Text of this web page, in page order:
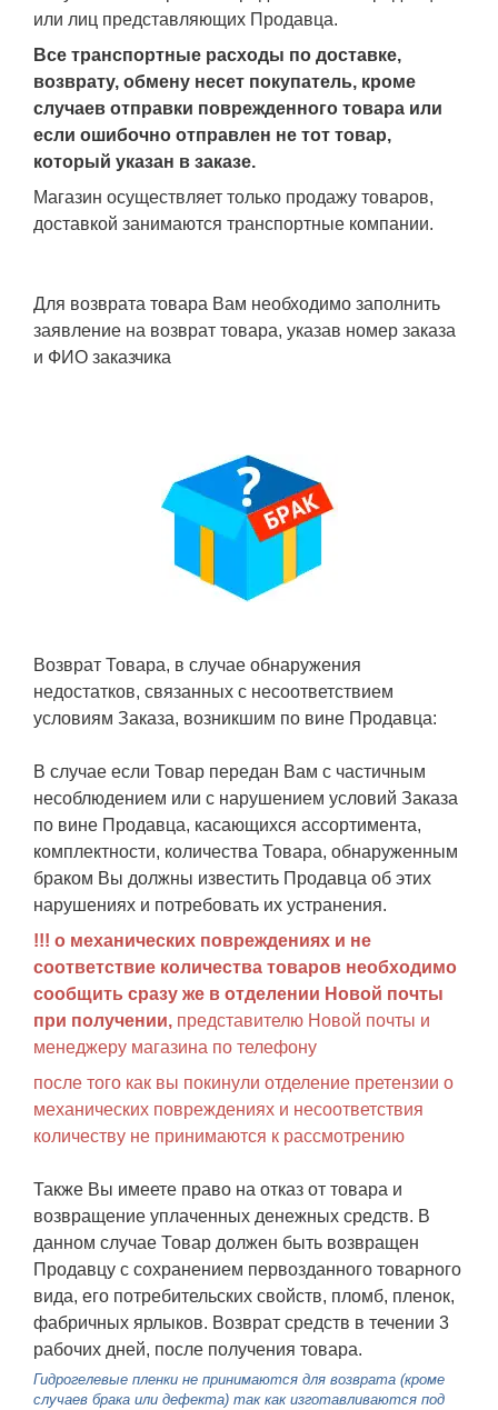
или лиц представляющих Продавца.
Все транспортные расходы по доставке,
возврату, обмену несет покупатель, кроме
случаев отправки поврежденного товара или
если ошибочно отправлен не тот товар,
который указан в заказе.
Магазин осуществляет только продажу товаров,
доставкой занимаются транспортные компании.
Для возврата товара Вам необходимо заполнить
заявление на возврат товара, указав номер заказа
и ФИО заказчика
Возврат Товара, в случае обнаружения
недостатков, связанных с несоответствием
условиям Заказа, возникшим по вине Продавца:
В случае если Товар передан Вам с частичным
несоблюдением или с нарушением условий Заказа
по вине Продавца, касающихся ассортимента,
комплектности, количества Товара, обнаруженным
браком Вы должны известить Продавца об этих
нарушениях и потребовать их устранения.
!!! о механических повреждениях и не
соответствие количества товаров необходимо
сообщить сразу же в отделении Новой почты
при получении, представителю Новой почты и
менеджеру магазина по телефону
после того как вы покинули отделение претензии о
механических повреждениях и несоответствия
количеству не принимаются к рассмотрению
Также Вы имеете право на отказ от товара и
возвращение уплаченных денежных средств. В
данном случае Товар должен быть возвращен
Продавцу с сохранением первозданного товарного
вида, его потребительских свойств, пломб, пленок,
фабричных ярлыков. Возврат средств в течении 3
рабочих дней, после получения товара.
Гидрогелевые пленки не принимаются для возврата (кроме
случаев брака или дефекта) так как изготавливаются под